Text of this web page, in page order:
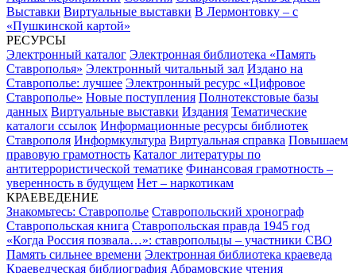
Выставки Виртуальные выставки В Лермонтовку – с
«Пушкинской картой»
РЕСУРСЫ
Электронный каталог Электронная библиотека «Память
Ставрополья» Электронный читальный зал Издано на
Ставрополье: лучшее Электронный ресурс «Цифровое
Ставрополье» Новые поступления Полнотекстовые базы
данных Виртуальные выставки Издания Тематические
каталоги ссылок Информационные ресурсы библиотек
Ставрополя Информкультура Виртуальная справка Повышаем
правовую грамотность Каталог литературы по
антитеррористической тематике Финансовая грамотность –
уверенность в будущем Нет – наркотикам
КРАЕВЕДЕНИЕ
Знакомьтесь: Ставрополье Ставропольский хронограф
Ставропольская книга Ставропольская правда 1945 год
«Когда Россия позвала…»: ставропольцы – участники СВО
Память сильнее времени Электронная библиотека краеведа
Краеведческая библиография Абрамовские чтения